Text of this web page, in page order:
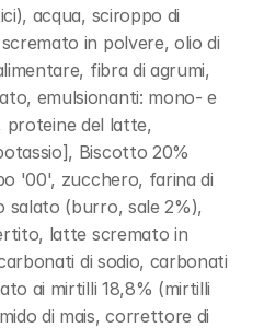
acqua, sciroppo di
in polvere, olio di
fibra di agrumi,
emulsionanti: mono- e
proteine del latte,
Biscotto 20%
'00', zucchero, farina di
(burro, sale 2%),
latte scremato in
di sodio, carbonati
ai mirtilli 18,8% (mirtilli
di mais, correttore di